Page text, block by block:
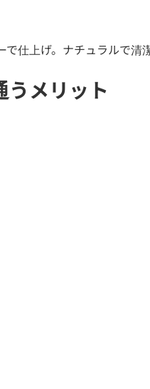
仕上げ。ナチュラルで清
うメリット